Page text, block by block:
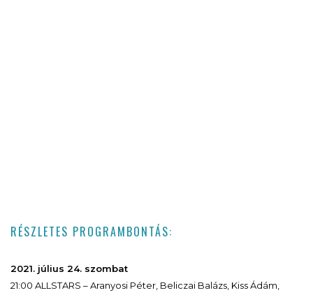
RÉSZLETES PROGRAMBONTÁS:
2021. július 24. szombat
21:00 ALLSTARS – Aranyosi Péter, Beliczai Balázs, Kiss Ádám,